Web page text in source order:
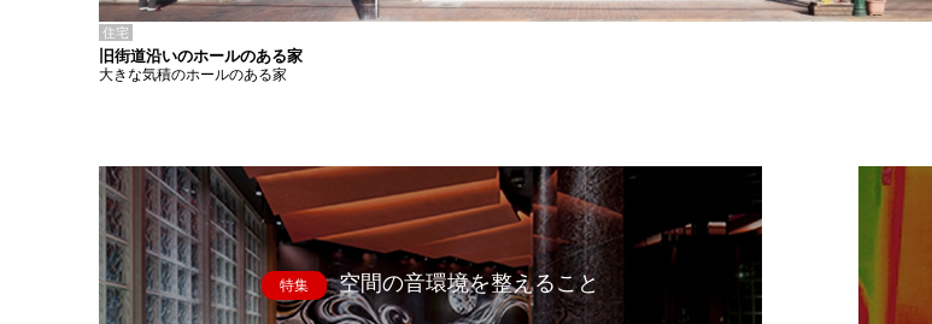
住宅
旧街道沿いのホールのある家
大きな気積のホールのある家
特集 空間の音環境を整えること